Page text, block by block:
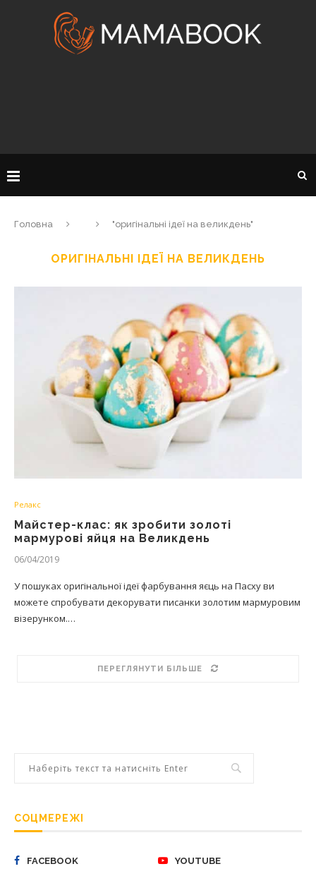
Головна "оригінальні ідеї на великдень"
ОРИГІНАЛЬНІ ІДЕЇ НА ВЕЛИКДЕНЬ
Релакс
Майстер-клас: як зробити золоті
мармурові яйця на Великдень
06/04/2019
У пошуках оригінальної ідеї фарбування яєць на Пасху ви
можете спробувати декорувати писанки золотим мармуровим
візерунком.…
ПЕРЕГЛЯНУТИ БІЛЬШЕ
СОЦМЕРЕЖІ
FACEBOOK YOUTUBE